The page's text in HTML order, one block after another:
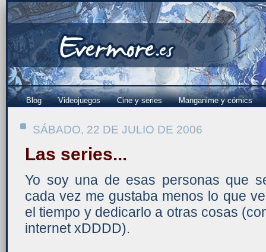
Blog Videojuegos Cine y series Manganime y cómics
SÁBADO, 22 DE JULIO DE 2006
Las series...
Yo soy una de esas personas que
cada vez me gustaba menos lo que
el tiempo y dedicarlo a otras cosas
internet xDDDD).